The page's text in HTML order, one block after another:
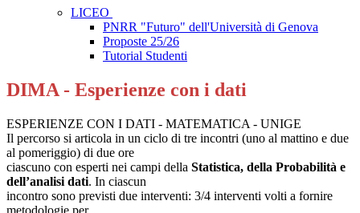
LICEO
PNRR "Futuro" dell'Università di Genova
Proposte 25/26
Tutorial Studenti
DIMA - Esperienze con i dati
ESPERIENZE CON I DATI - MATEMATICA - UNIGE
Il percorso si articola in un ciclo di tre incontri (uno al mattino e due
al pomeriggio) di due ore
ciascuno con esperti nei campi della Statistica, della Probabilità e
dell’analisi dati. In ciascun
incontro sono previsti due interventi: 3/4 interventi volti a fornire